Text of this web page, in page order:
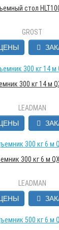
стол
GROST
300 кг 14 м
LEADMAN
300 кг 6 м
LEADMAN